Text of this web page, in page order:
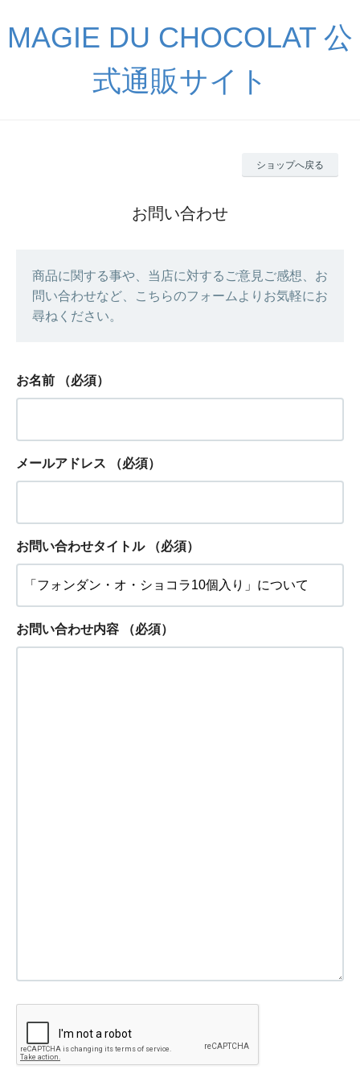
MAGIE DU CHOCOLAT 公
式通販サイト
ショップへ戻る
お問い合わせ
商品に関する事や、当店に対するご意見ご感想、お
問い合わせなど、こちらのフォームよりお気軽にお
尋ねください。
お名前 （必須）
メールアドレス （必須）
お問い合わせタイトル （必須）
お問い合わせ内容 （必須）